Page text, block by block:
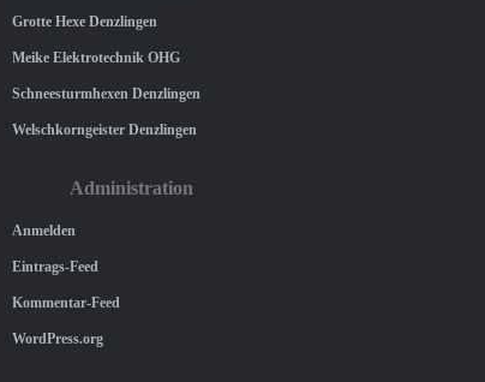
Grotte Hexe Denzlingen
Meike Elektrotechnik OHG
Schneesturmhexen Denzlingen
Welschkorngeister Denzlingen
Administration
Anmelden
Eintrags-Feed
Kommentar-Feed
WordPress.org